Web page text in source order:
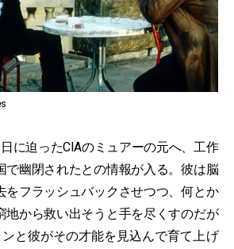
に迫ったCIAのミュアーの元へ、工作
で幽閉されたとの情報が入る。彼は脳
をフラッシュバックさせつつ、何とか
地から救い出そうと手を尽くすのだが
と彼がその才能を見込んで育て上げ